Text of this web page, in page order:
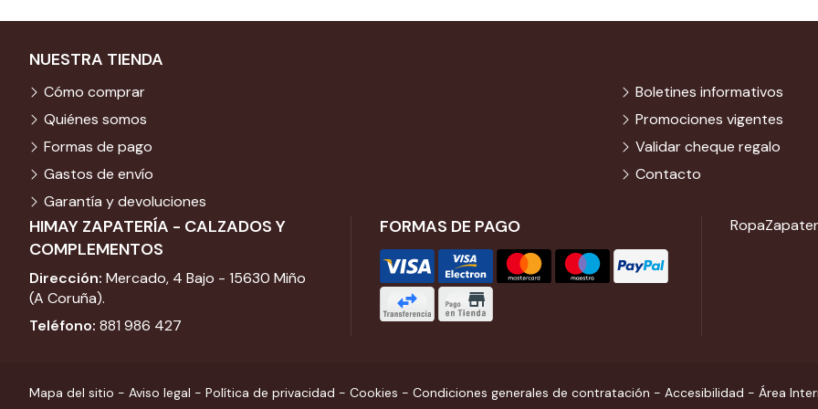
HIMAY ZAPATERÍA - CALZADOS Y
COMPLEMENTOS
Dirección: Mercado, 4 Bajo - 15630 Miño
(A Coruña).
Teléfono: 881 986 427
FORMAS DE PAGO
NUESTRA TIENDA
Cómo comprar
Quiénes somos
Formas de pago
Gastos de envío
Garantía y devoluciones
Boletines informativos
Promociones vigentes
Validar cheque regalo
Contacto
Ropa
Mapa del sitio - Aviso legal - Política de privacidad - Cookies - Condiciones generales de contratación - Accesibilidad - Área